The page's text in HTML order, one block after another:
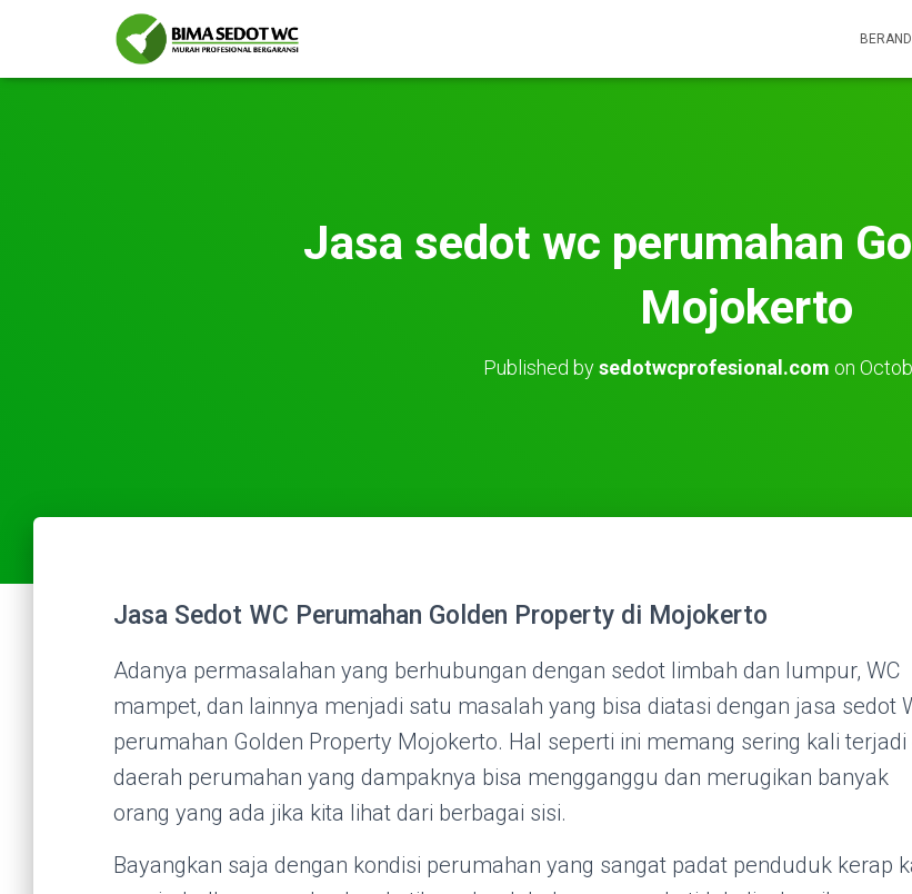
Jasa sedot wc perumahan
Mojokerto
Published bysedotwcprofesional.com on
Jasa Sedot WC Perumahan Golden Property di Mojokerto
Adanya permasalahan yang berhubungan dengan sedot limbah dan lumpur, WC
mampet, dan lainnya menjadi satu masalah yang bisa diatasi dengan jasa sedot
perumahan Golden Property Mojokerto. Hal seperti ini memang sering kali terjadi
daerah perumahan yang dampaknya bisa mengganggu dan merugikan banyak
orang yang ada jika kita lihat dari berbagai sisi.
Bayangkan saja dengan kondisi perumahan yang sangat padat penduduk kerap